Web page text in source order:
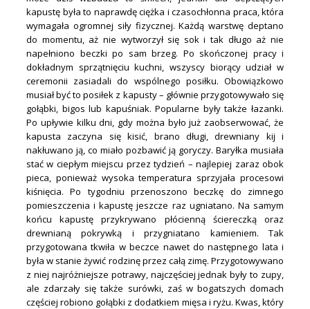
kapustę była to naprawdę ciężka i czasochłonna praca, która
wymagała ogromnej siły fizycznej. Każdą warstwę deptano
do momentu, aż nie wytworzył się sok i tak długo aż nie
napełniono beczki po sam brzeg. Po skończonej pracy i
dokładnym sprzątnięciu kuchni, wszyscy biorący udział w
ceremonii zasiadali do wspólnego posiłku. Obowiązkowo
musiał być to posiłek z kapusty – głównie przygotowywało się
gołąbki, bigos lub kapuśniak. Popularne były także łazanki.
Po upływie kilku dni, gdy można było już zaobserwować, że
kapusta zaczyna się kisić, brano długi, drewniany kij i
nakłuwano ją, co miało pozbawić ją goryczy. Baryłka musiała
stać w ciepłym miejscu przez tydzień – najlepiej zaraz obok
pieca, ponieważ wysoka temperatura sprzyjała procesowi
kiśnięcia. Po tygodniu przenoszono beczkę do zimnego
pomieszczenia i kapustę jeszcze raz ugniatano. Na samym
końcu kapustę przykrywano płócienną ściereczką oraz
drewnianą pokrywką i przygniatano kamieniem. Tak
przygotowana tkwiła w beczce nawet do następnego lata i
była w stanie żywić rodzinę przez całą zimę. Przygotowywano
z niej najróżniejsze potrawy, najczęściej jednak były to zupy,
ale zdarzały się także surówki, zaś w bogatszych domach
częściej robiono gołąbki z dodatkiem mięsa i ryżu. Kwas, który